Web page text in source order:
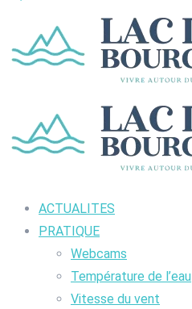
ACTUALITES
PRATIQUE
Webcams
Température de l’eau
Vitesse du vent